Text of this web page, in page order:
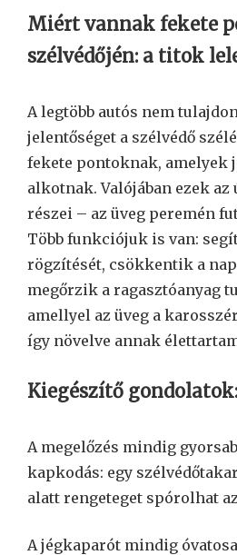
Miért vannak fekete
szélvédőjén: a titok
A legtöbb autós nem
jelentőséget a szélvédő
fekete pontoknak, amelyek
alkotnak. Valójában ezek
részei – az üveg peremén
Több funkciójuk is van:
rögzítését, csökkentik a
megőrzik a ragasztóanyag
amellyel az üveg a
így növelve annak
Kiegészítő gondolatok:
A megelőzés mindig
kapkodás: egy
alatt rengeteget spórolhat
A jégkaparót mindig